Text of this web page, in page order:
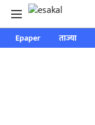
Epaper ताज्या